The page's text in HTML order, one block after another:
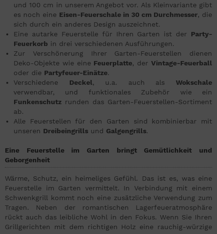
und 100 cm in unserem Angebot vor. Als Kleinvariante gibt
es noch eine Eisen-Feuerschale in 30 cm Durchmesser, die
sich durch ein anderes Design auszeichnet.
Eine autarke Feuerstelle für Ihren Garten ist der Party-
Feuerkorb in drei verschiedenen Ausführungen.
Zur Verschönerung Ihrer Garten-Feuerstellen dienen
Deko-Objekte wie eine Feuerplatte, derVintage-Feuerball
oder die Partyfeuer-Einätze.
Verschiedene Deckel, u.a. auch alsWokschale
verwendbar, und funktionales Zubehör wie ein
Funkenschutz runden das Garten-Feuerstellen-Sortiment
ab.
Alle Feuerstellen für den Garten sind kombinierbar mit
unseren Dreibeingrills und Galgengrills.
Eine Feuerstelle im Garten bringt Gemütlichkeit und
Geborgenheit
Wärme, Schutz, ein heimeliges Gefühl. Das ist es, was eine
Feuerstelle im Garten vermittelt. In Verbindung mit einem
Schwenkgrill kommt noch eine zusätzliche Verwendung zum
Tragen. Neben der romantischen Lagerfeueratmosphäre
rückt auch das leibliche Wohl in den Fokus. Wenn Sie Ihren
Grillgerichten mit dem richtigen Holz eine rauchig-würzige